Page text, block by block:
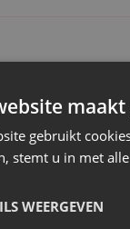
dan voor
gebruikt
stemt u in met
WEERGEVEN